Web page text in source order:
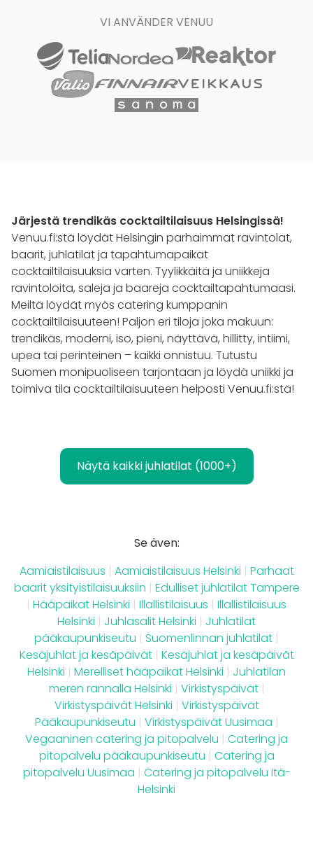
VI ANVÄNDER VENUU
Järjestä trendikäs cocktailtilaisuus Helsingissä!
Venuu.fi:stä löydät Helsingin parhaimmat ravintolat,
baarit, juhlatilat ja tapahtumapaikat
cocktailtilaisuuksia varten. Tyylikkäitä ja uniikkeja
ravintoloita, saleja ja baareja cocktailtapahtumaasi.
Meiltä löydät myös catering kumppanin
cocktailtilaisuuteen! Paljon eri tiloja joka makuun:
trendikäs, moderni, iso, pieni, näyttävä, hillitty, intiimi,
upea tai perinteinen – kaikki onnistuu. Tutustu
Suomen monipuoliseen tarjontaan ja löydä uniikki ja
toimiva tila cocktailtilaisuuteen helposti Venuu.fi:stä!
Näytä kaikki juhlatilat (1000+)
Se även:
Aamiaistilaisuus | Aamiaistilaisuus Helsinki | Parhaat
baarit yksityistilaisuuksiin | Edulliset juhlatilat Tampere
| Hääpaikat Helsinki | Illallistilaisuus | Illallistilaisuus
Helsinki | Juhlasalit Helsinki | Juhlatilat
pääkaupunkiseutu | Suomenlinnan juhlatilat |
Kesäjuhlat ja kesäpäivät | Kesäjuhlat ja kesäpäivät
Helsinki | Merelliset hääpaikat Helsinki | Juhlatilan
meren rannalla Helsinki | Virkistyspäivät |
Virkistyspäivät Helsinki | Virkistyspäivät
Pääkaupunkiseutu | Virkistyspäivät Uusimaa |
Vegaaninen catering ja pitopalvelu | Catering ja
pitopalvelu pääkaupunkiseutu | Catering ja
pitopalvelu Uusimaa | Catering ja pitopalvelu Itä-
Helsinki